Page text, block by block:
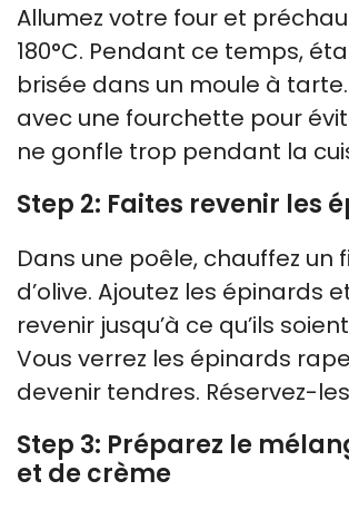
Allumez votre four et
180°C. Pendant ce temps,
brisée dans un moule à
avec une fourchette pour
ne gonfle trop pendant la
Step 2: Faites revenir les
Dans une poêle, chauffez un
d’olive. Ajoutez les épinards
revenir jusqu’à ce qu’ils
Vous verrez les épinards
devenir tendres. Réservez-
Step 3: Préparez le
et de crème